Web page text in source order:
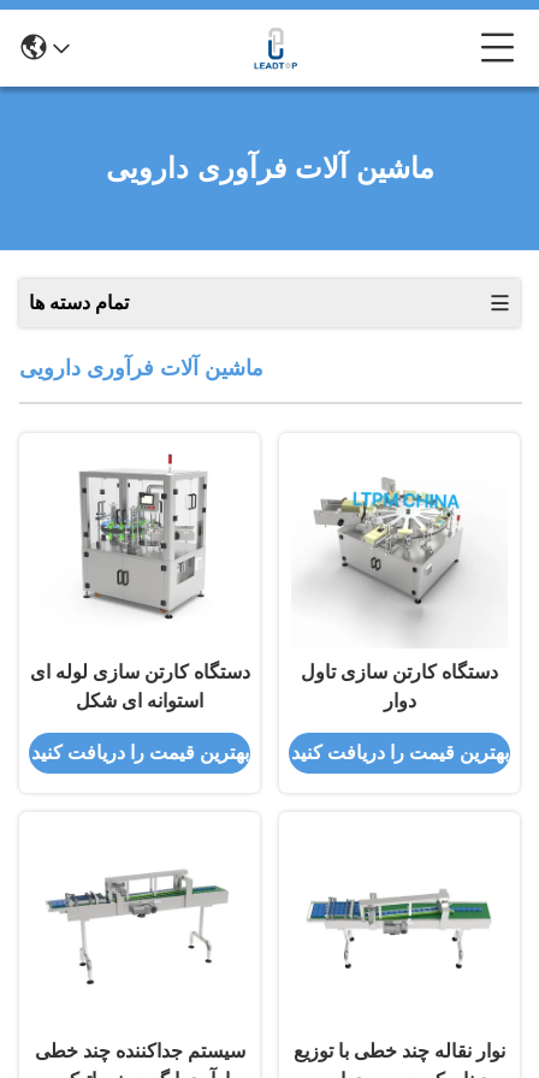
ماشین آلات فرآوری دارویی
تمام دسته ها
ماشین آلات فرآوری دارویی
دستگاه کارتن سازی لوله ای
استوانه ای شکل
بهترین قیمت را دریافت کنید
دستگاه کارتن سازی تاول
دوار
بهترین قیمت را دریافت کنید
سیستم جداکننده چند خطی
نوار نقاله چند خطی با توزیع